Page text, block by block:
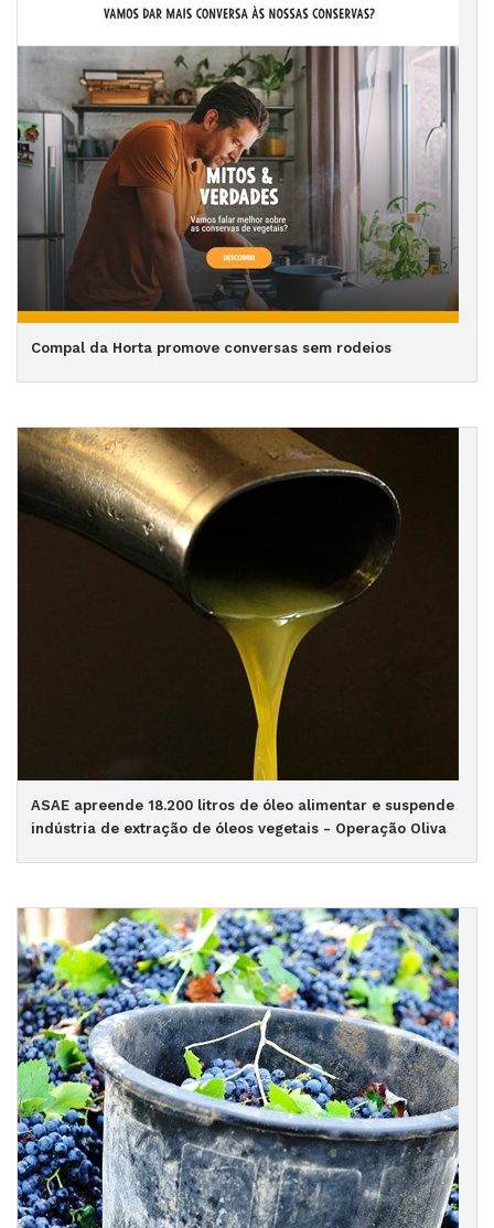
Compal da Horta promove conversas sem rodeios
ASAE apreende 18.200 litros de óleo alimentar e suspende
indústria de extração de óleos vegetais - Operação Oliva